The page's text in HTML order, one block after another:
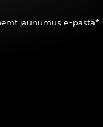
jaunumus e-pastā*